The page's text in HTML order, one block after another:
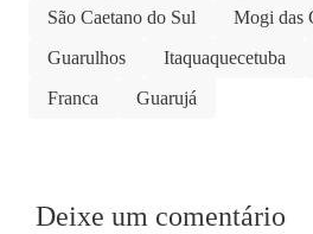
São Caetano do Sul
Mogi das
Guarulhos
Itaquaquecetuba
Franca
Guarujá
Deixe um comentário